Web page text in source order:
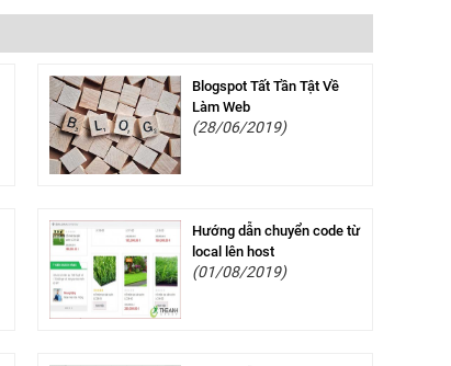
Blogspot Tất Tần Tật Về
Làm Web
(28/06/2019)
Hướng dẫn chuyển code từ
local lên host
(01/08/2019)